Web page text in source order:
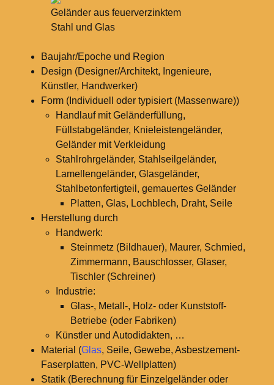
Geländer aus feuerverzinktem
Stahl und Glas
Baujahr/Epoche und Region
Design (Designer/Architekt, Ingenieure,
Künstler, Handwerker)
Form (Individuell oder typisiert (Massenware))
Handlauf mit Geländerfüllung,
Füllstabgeländer, Knieleistengeländer,
Geländer mit Verkleidung
Stahlrohrgeländer, Stahlseilgeländer,
Lamellengeländer, Glasgeländer,
Stahlbetonfertigteil, gemauertes Geländer
Platten, Glas, Lochblech, Draht, Seile
Herstellung durch
Handwerk:
Steinmetz (Bildhauer), Maurer, Schmied,
Zimmermann, Bauschlosser, Glaser,
Tischler (Schreiner)
Industrie:
Glas-, Metall-, Holz- oder Kunststoff-
Betriebe (oder Fabriken)
Künstler und Autodidakten, …
Material (Glas, Seile, Gewebe, Asbestzement-
Faserplatten, PVC-Wellplatten)
Statik (Berechnung für Einzelgeländer oder